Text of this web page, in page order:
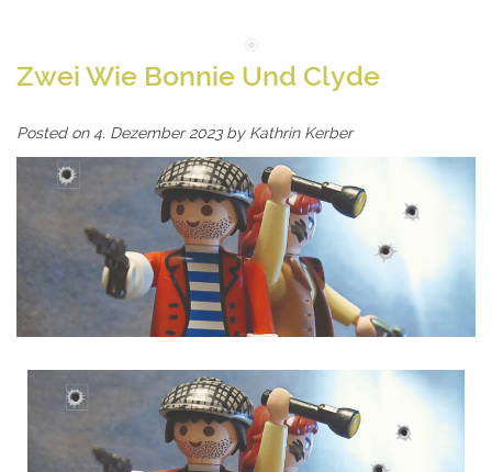
Zwei Wie Bonnie Und Clyde
Posted on4. Dezember 2023by Kathrin Kerber